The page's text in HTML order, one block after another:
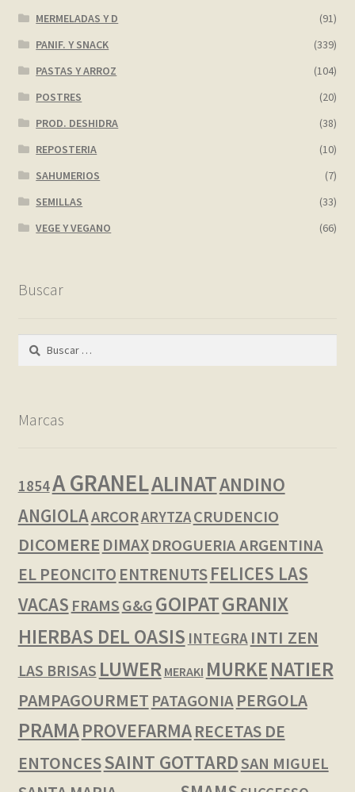
MERMELADAS Y D
(91)
PANIF. Y SNACK
(339)
PASTAS Y ARROZ
(104)
POSTRES
(20)
PROD. DESHIDRA
(38)
REPOSTERIA
(10)
SAHUMERIOS
(7)
SEMILLAS
(33)
VEGE Y VEGANO
(66)
Buscar
Buscar:
Marcas
1854A GRANELALINATANDINO
ANGIOLAARCORARYTZACRUDENCIO
DICOMERE DIMAX DROGUERIA ARGENTINA
EL PEONCITO ENTRENUTSFELICES LAS
VACAS FRAMS G&G GOIPATGRANIX
HIERBAS DEL OASIS INTEGRA INTI ZEN
LAS BRISAS LUWER MERAKI MURKENATIER
PAMPAGOURMET PATAGONIA PERGOLA
PRAMAPROVEFARMARECETAS DE
ENTONCESSAINT GOTTARDSAN MIGUEL